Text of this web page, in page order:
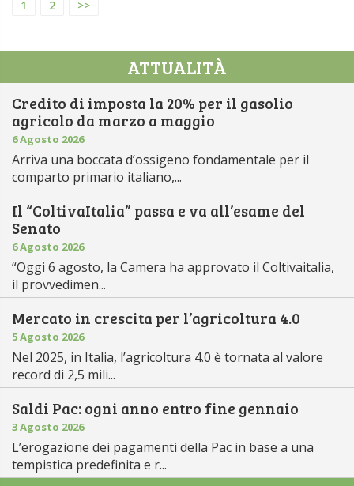
1 2 >>
ATTUALITÀ
Credito di imposta la 20% per il gasolio
agricolo da marzo a maggio
6 Agosto 2026
Arriva una boccata d’ossigeno fondamentale per il
comparto primario italiano,...
Il “ColtivaItalia” passa e va all’esame del
Senato
6 Agosto 2026
“Oggi 6 agosto, la Camera ha approvato il Coltivaitalia,
il provvedimen...
Mercato in crescita per l’agricoltura 4.0
5 Agosto 2026
Nel 2025, in Italia, l’agricoltura 4.0 è tornata al valore
record di 2,5 mili...
Saldi Pac: ogni anno entro fine gennaio
3 Agosto 2026
L’erogazione dei pagamenti della Pac in base a una
tempistica predefinita e r...